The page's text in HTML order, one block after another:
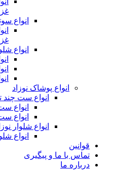
انواع
انواع
انواع پوشاک نوزاد
انواع ست چند
انواع
انواع
انواع شلوار
انواع
قوانین
تماس با ما و پیگیری
درباره ما